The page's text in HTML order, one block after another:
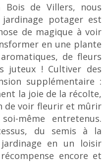
Bois de Villers, nous
potager est
de magique à voir
en une plante
de fleurs
juteux ! Cultiver des
supplémentaire :
la joie de la récolte,
de voir fleurir et mûrir
même entretenus.
du semis à la
en un loisir
encore et